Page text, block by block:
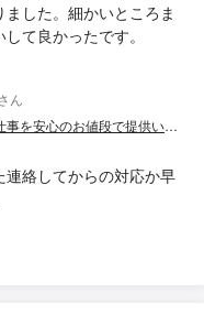
した。細かいところま
て良かったです。
ん
＜時間や地域はご相談ください＞安心できる仕事を安心のお値段で提供いたします！
絡してからの対応か早